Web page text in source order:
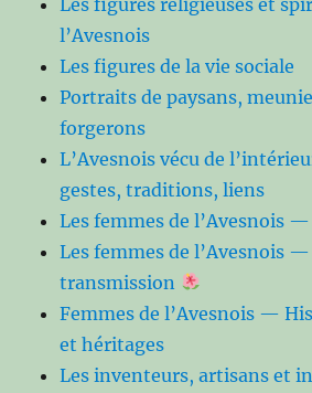
l’Avesnois
Les figures de la vie sociale
Portraits de paysans,
forgerons
L’Avesnois vécu de
gestes, traditions, liens
Les femmes de l’Avesnois
Les femmes de l’Avesnois
transmission
Femmes de l’Avesnois —
et héritages
Les inventeurs, artisans et